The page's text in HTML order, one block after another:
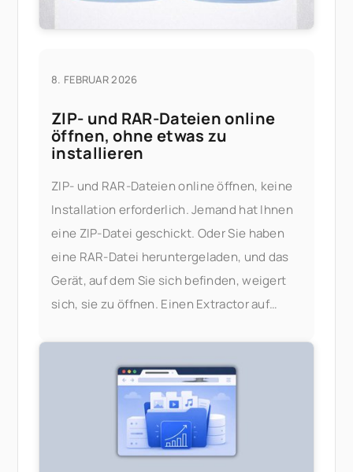
8. FEBRUAR 2026
ZIP- und RAR-Dateien online
öffnen, ohne etwas zu
installieren
ZIP- und RAR-Dateien online öffnen, keine
Installation erforderlich. Jemand hat Ihnen
eine ZIP-Datei geschickt. Oder Sie haben
eine RAR-Datei heruntergeladen, und das
Gerät, auf dem Sie sich befinden, weigert
sich, sie zu öffnen. Einen Extractor auf
zu installieren, ist oft aufwendiger als es